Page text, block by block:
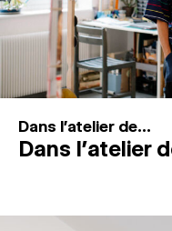
Recherche
Connexion
Dans l'atelier de...
Dans l’atelier